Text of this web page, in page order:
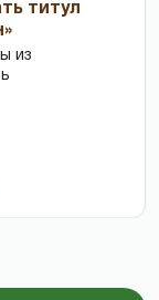
титул
из